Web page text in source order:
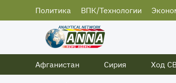
Политика ВПК/Технологии
Афганистан
Сирия Ход